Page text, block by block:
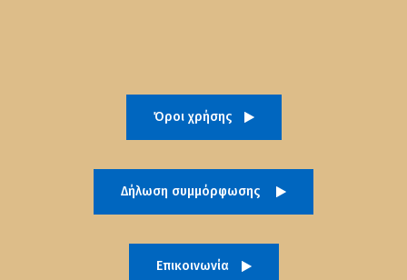
Όροι χρήσης
Δήλωση συμμόρφωσης
Επικοινωνία